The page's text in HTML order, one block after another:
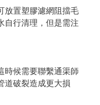
放置塑膠濾網阻擋毛
自行清理，但是需注
時候需要聯繫通渠師
道破裂造成更大損